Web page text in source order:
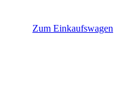
Zum Einkaufswagen